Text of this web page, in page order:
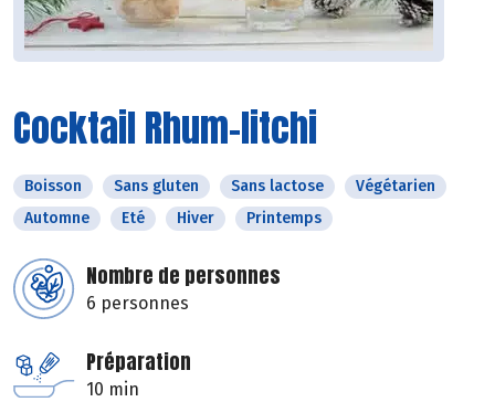
Cocktail Rhum-litchi
Boisson Sans gluten Sans lactose
Végétarien
Automne
Eté Hiver Printemps
Nombre de personnes
6 personnes
Préparation
10 min